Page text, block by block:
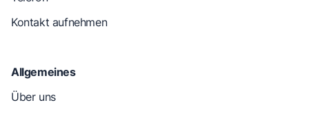
Kontakt aufnehmen
Allgemeines
Über uns